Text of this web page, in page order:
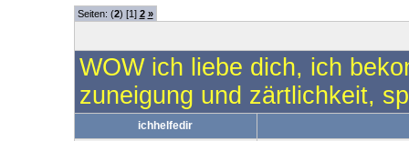
Seiten: (2) [1] 2 »
WOW ich liebe dich, ich
zuneigung und zärtlichkeit,
ichhelfedir